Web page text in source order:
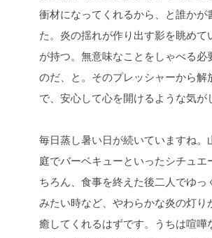
衝材になってくれるから、と誰かが
た。炎の揺れが作り出す影を眺めて
が持つ。無意味なことをしゃべる必
のだ、と。そのプレッシャーから解
で、安心して心を開けるような気が
毎日蒸し暑い日が続いていますね。
庭でバーベキューといったシチュエ
ちろん、食事を終えた後二人でゆっ
みたい時など、やわらかな炎の灯り
癒してくれるはずです。うちは喧嘩